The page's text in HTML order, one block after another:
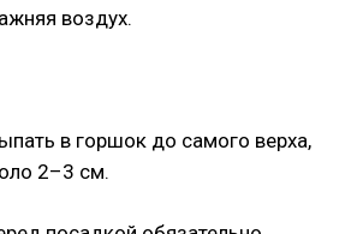
воздух.
в горшок до самого верха,
2–3 см.